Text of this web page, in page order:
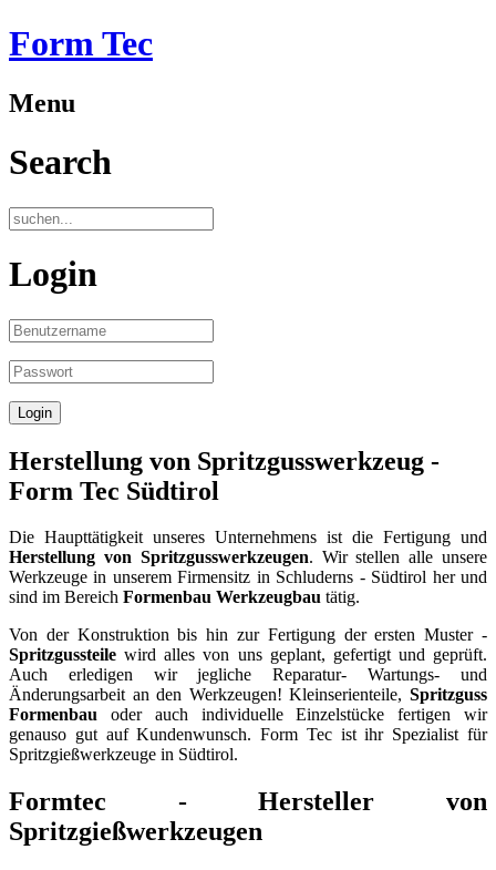
Form Tec
Menu
Search
Login
Herstellung von Spritzgusswerkzeug -
Form Tec Südtirol
Die Haupttätigkeit unseres Unternehmens ist die Fertigung und
Herstellung von Spritzgusswerkzeugen. Wir stellen alle unsere
Werkzeuge in unserem Firmensitz in Schluderns - Südtirol her und
sind im Bereich Formenbau Werkzeugbau tätig.
Von der Konstruktion bis hin zur Fertigung der ersten Muster -
Spritzgussteile wird alles von uns geplant, gefertigt und geprüft.
Auch erledigen wir jegliche Reparatur- Wartungs- und
Änderungsarbeit an den Werkzeugen! Kleinserienteile, Spritzguss
Formenbau oder auch individuelle Einzelstücke fertigen wir
genauso gut auf Kundenwunsch. Form Tec ist ihr Spezialist für
Spritzgießwerkzeuge in Südtirol.
Formtec - Hersteller von
Spritzgießwerkzeugen